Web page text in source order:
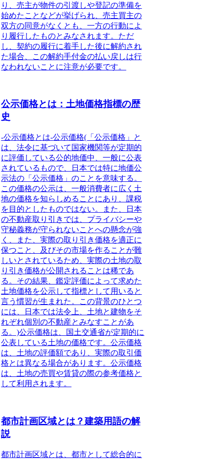
り、売主が物件の引渡しや登記の準備を
始めたことなどが挙げられ、売主買主の
双方の同意がなくとも、一方の行動によ
り履行したものとみなされます。ただ
し、契約の履行に着手した後に解約され
た場合、この解約手付金の払い戻しは行
なわれないことに注意が必要です。
公示価格とは：土地価格指標の歴
史
-公示価格とは-公示価格(「公示価格」と
は、法令に基づいて国家機関等が定期的
に評価している公的地価中、一般に公表
されているもので、日本では特に地価公
示法の「公示価格」のことを意味する。
この価格の公示は、一般消費者に広く土
地の価格を知らしめることにあり、課税
を目的としたものではない。また、日本
の不動産取り引きでは、プライバシーや
守秘義務が守られないことへの懸念が強
く、また、実際の取り引き価格を適正に
保つこと、及びその市場を作ることが難
しいとされているため、実際の土地の取
り引き価格が公開されることは稀であ
る。その結果、鑑定評価によって求めた
土地価格を公示して指標として用いると
言う慣習が生まれた。この背景のひとつ
には、日本では法令上、土地と建物をそ
れぞれ個別の不動産とみなすことがあ
る。)公示価格は、国土交通省が定期的に
公表している土地の価格です。公示価格
は、土地の評価額であり、実際の取引価
格とは異なる場合があります。公示価格
は、土地の売買や賃貸の際の参考価格と
して利用されます。
都市計画区域とは？建築用語の解
説
都市計画区域とは、都市として総合的に